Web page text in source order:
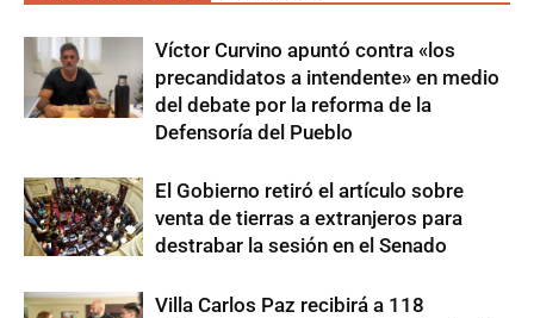
Víctor Curvino apuntó contra «los
precandidatos a intendente» en medio
del debate por la reforma de la
Defensoría del Pueblo
El Gobierno retiró el artículo sobre
venta de tierras a extranjeros para
destrabar la sesión en el Senado
Villa Carlos Paz recibirá a 118